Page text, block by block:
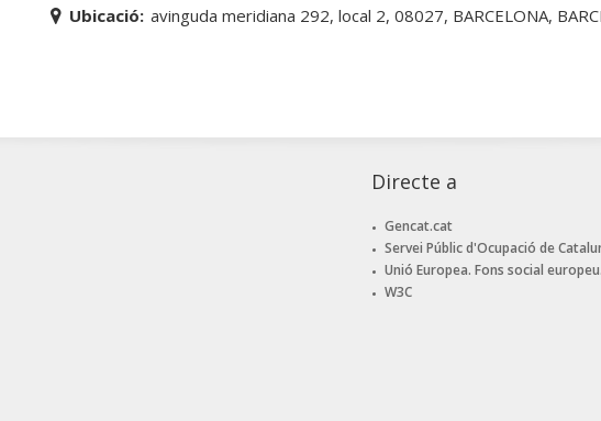
Ubicació: avinguda meridiana 292, local 2, 08027, BARCELONA,
Directe a
Gencat.cat
Servei Públic d'Ocupació de
Unió Europea. Fons social europeu.
W3C